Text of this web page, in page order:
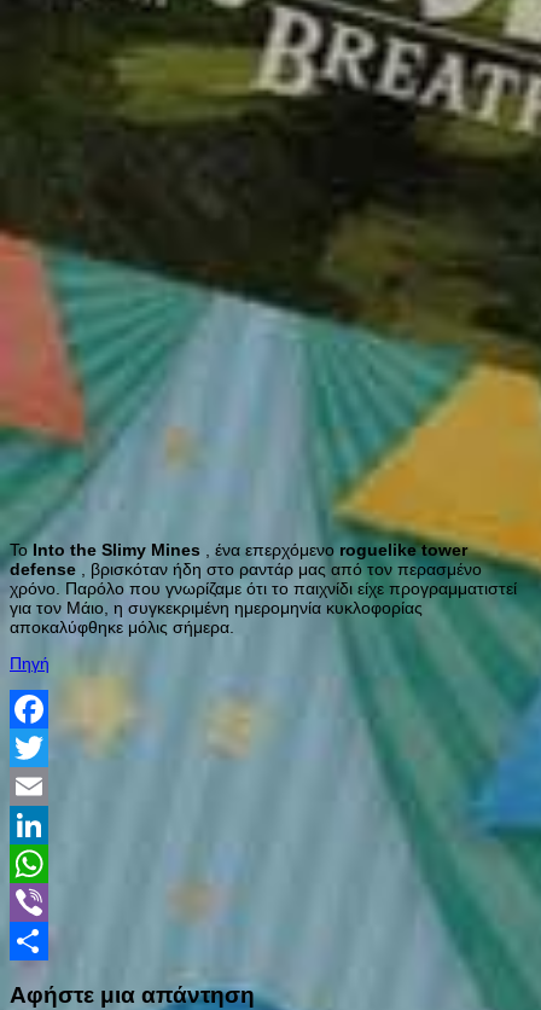
ΤοInto the Slimy Mines , ένα επερχόμενο roguelike tower
defense , βρισκόταν ήδη στο ραντάρ μας από τον περασμένο
χρόνο. Παρόλο που γνωρίζαμε ότι το παιχνίδι είχε προγραμματιστεί
για τον Μάιο, η συγκεκριμένη ημερομηνία κυκλοφορίας
αποκαλύφθηκε μόλις σήμερα.
Πηγή
Facebook
Twitter
Email
LinkedIn
WhatsApp
Viber
Αφήστε μια απάντηση